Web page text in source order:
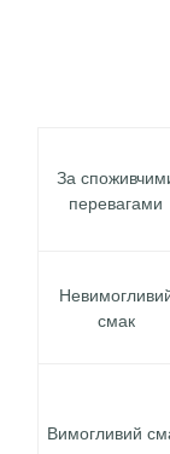
За
перевагами
смак
Вимогливий